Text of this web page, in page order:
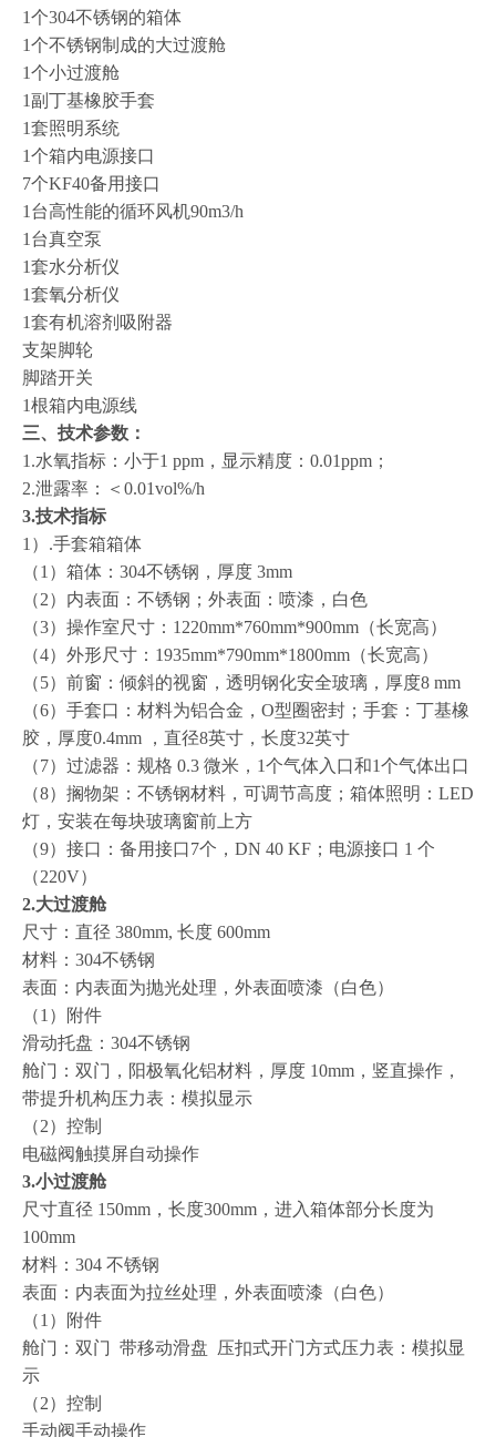
1个304不锈钢的箱体
1个不锈钢制成的大过渡舱
1个小过渡舱
1副丁基橡胶手套
1套照明系统
1个箱内电源接口
7个KF40备用接口
1台高性能的循环风机90m3/h
1台真空泵
1套水分析仪
1套氧分析仪
1套有机溶剂吸附器
支架脚轮
脚踏开关
1根箱内电源线
三、 技术参数：
1.水氧指标：小于1 ppm，显示精度：0.01ppm；
2.泄露率：＜0.01vol%/h
3.技术指标
1）.手套箱箱体
（1）箱体：304不锈钢，厚度 3mm
（2）内表面：不锈钢；外表面：喷漆，白色
（3）操作室尺寸：1220mm*760mm*900mm（长宽高）
（4）外形尺寸：1935mm*790mm*1800mm（长宽高）
（5）前窗：倾斜的视窗，透明钢化安全玻璃，厚度8 mm
（6）手套口：材料为铝合金，O型圈密封；手套：丁基橡
胶，厚度0.4mm ，直径8英寸，长度32英寸
（7）过滤器：规格 0.3 微米，1个气体入口和1个气体出口
（8）搁物架：不锈钢材料，可调节高度；箱体照明：LED
灯，安装在每块玻璃窗前上方
（9）接口：备用接口7个，DN 40 KF；电源接口 1 个
（220V）
2.大过渡舱
尺寸：直径 380mm, 长度 600mm
材料：304不锈钢
表面：内表面为抛光处理，外表面喷漆（白色）
（1）附件
滑动托盘：304不锈钢
舱门：双门，阳极氧化铝材料，厚度 10mm，竖直操作，
带提升机构压力表：模拟显示
（2）控制
电磁阀触摸屏自动操作
3.小过渡舱
尺寸直径 150mm，长度300mm，进入箱体部分长度为
100mm
材料：304 不锈钢
表面：内表面为拉丝处理，外表面喷漆（白色）
（1）附件
舱门：双门 带移动滑盘 压扣式开门方式压力表：模拟显
示
（2）控制
手动阀手动操作